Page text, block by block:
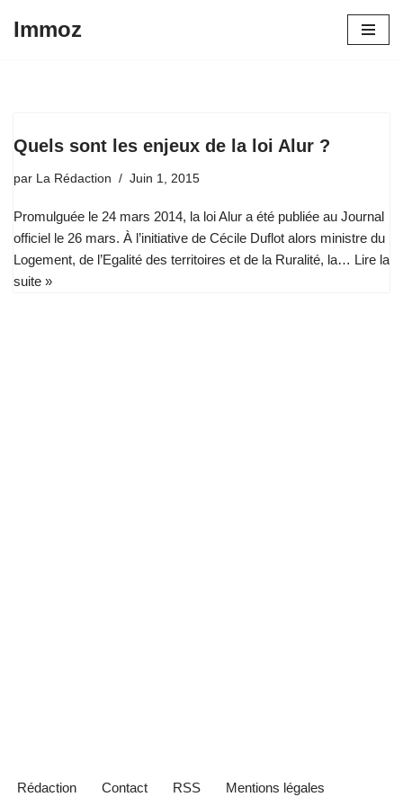
Immoz
Quels sont les enjeux de la loi Alur ?
par La Rédaction Juin 1, 2015
Promulguée le 24 mars 2014, la loi Alur a été publiée au Journal
officiel le 26 mars. À l’initiative de Cécile Duflot alors ministre du
Logement, de l’Egalité des territoires et de la Ruralité, la… Lire la
suite »
Rédaction Contact RSS Mentions légales